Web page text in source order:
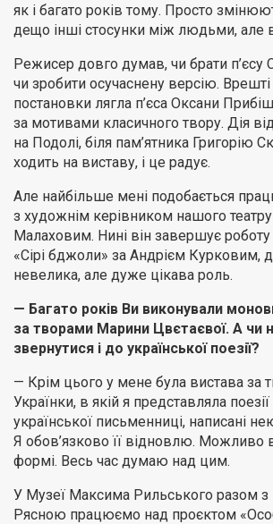
як і багато років тому. Просто
дещо інші стосунки між людьми, але
Режисер довго думав, чи брати п’єсу
чи зробити осучаснену версію.
постановки лягла п’єса Оксани
за мотивами класичного твору. Дія
на Подолі, біля пам’ятника Григорію
ходить на виставу, і це радує.
Але найбільше мені подобається
з художнім керівником нашого театру
Малаховим. Нині він завершує
«Сірі бджоли» за Андрієм Курковим,
невелика, але дуже цікава роль.
— Багато років Ви виконували
за творами Марини Цвєтаєвої. А чи
звернутися і до української поезії?
— Крім цього у мене була вистава за
Українки, в якій я представляла
української письменниці, написані
Я обов’язково її відновлю. Можливо
формі. Весь час думаю над цим.
У Музеї Максима Рильського разом
Рясною працюємо над проєктом